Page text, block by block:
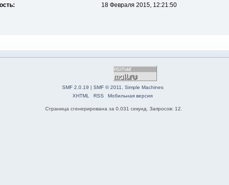
18 Февраля 2015, 12:21:50
SMF 2.0.19 | SMF © 2011, Simple Machines
XHTML
RSS Мобильная версия
Страница сгенерирована за 0.031 секунд. Запросов: 12.